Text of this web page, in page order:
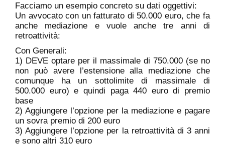
Facciamo un esempio concreto su dati oggettivi:
Un avvocato con un fatturato di 50.000 euro, che fa
anche mediazione e vuole anche tre anni di
retroattività:
Con Generali:
1) DEVE optare per il massimale di 750.000 (se no
non può avere l’estensione alla mediazione che
comunque ha un sottolimite di massimale di
500.000 euro) e quindi paga 440 euro di premio
base
2) Aggiungere l’opzione per la mediazione e pagare
un sovra premio di 200 euro
3) Aggiungere l’opzione per la retroattività di 3 anni
e sono altri 310 euro